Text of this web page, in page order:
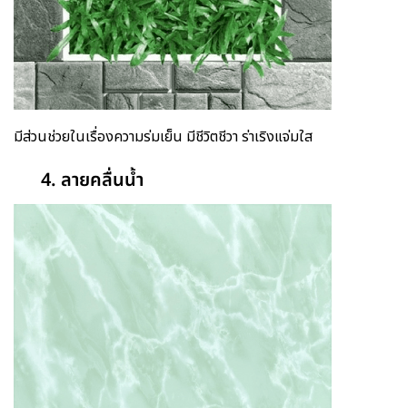
มีส่วนช่วยในเรื่องความร่มเย็น มีชีวิตชีวา ร่าเริงแจ่มใส
4. ลายคลื่นน้ำ